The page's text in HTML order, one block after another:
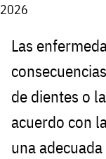
2026
Las
de dientes o
acuerdo con
una